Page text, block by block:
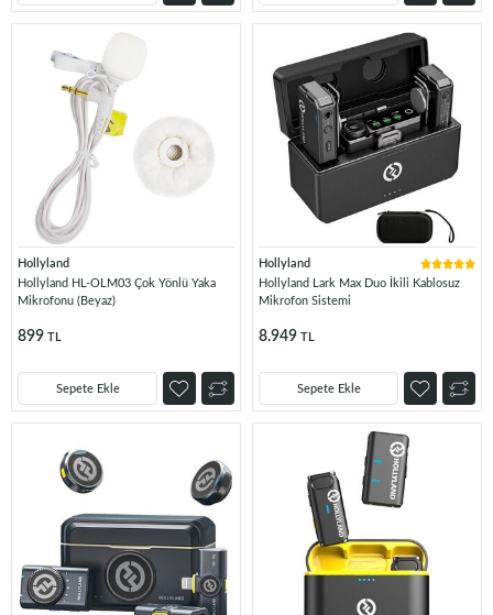
Hollyland
Hollyland HL-OLM03 Çok Yönlü Yaka
Mikrofonu (Beyaz)
899 TL
Sepete Ekle
Hollyland
Hollyland Lark Max Duo İkili Kablosuz
Mikrofon Sistemi
8.949 TL
Sepete Ekle